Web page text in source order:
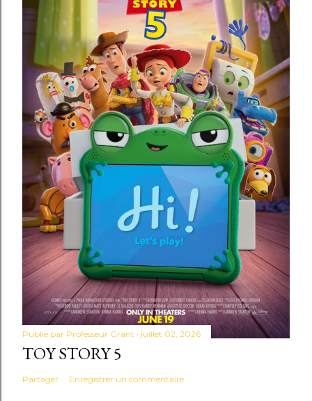
Publié par Professeur Grant juillet 02, 2026
TOY STORY 5
Partager Enregistrer un commentaire